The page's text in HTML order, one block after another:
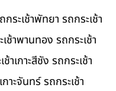
ระเช้าพัทยา รถกระเช้า
ช้าพานทอง รถกระเช้า
เกาะสีชัง รถกระเช้า
าะจันทร์ รถกระเช้า